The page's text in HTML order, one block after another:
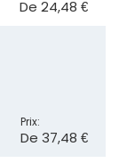
De 24,48 €
Prix:
De 37,48 €